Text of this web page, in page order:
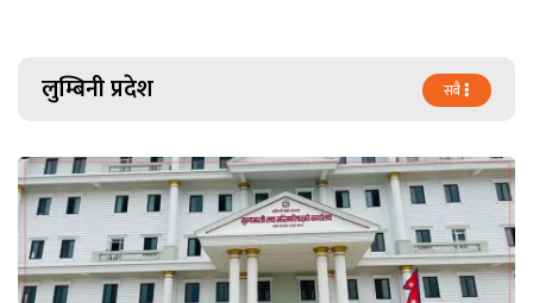
लुम्बिनी प्रदेश सबै